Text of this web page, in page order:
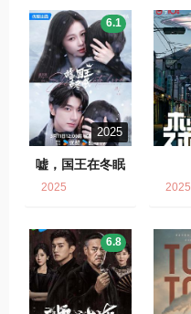
2025
嘘，国王在冬眠
6.1
2025 2025
6.8